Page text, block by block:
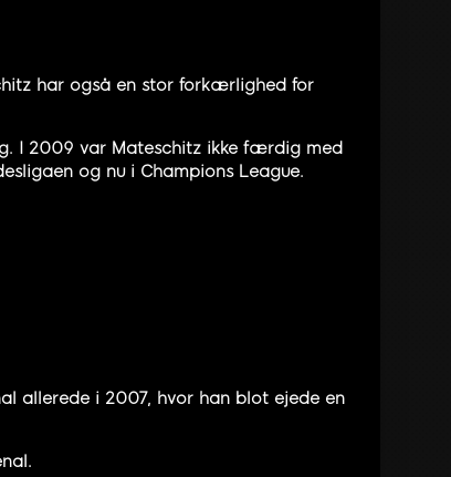
har også en stor forkærlighed for
I 2009 var Mateschitz ikke færdig med
og nu i Champions League.
allerede i 2007, hvor han blot ejede en